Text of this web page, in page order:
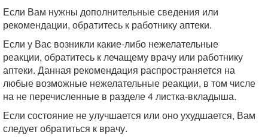
Если Вам нужны дополнительные сведения или
рекомендации, обратитесь к работнику аптеки.
Если у Вас возникли какие-либо нежелательные
реакции, обратитесь к лечащему врачу или работнику
аптеки. Данная рекомендация распространяется на
любые возможные нежелательные реакции, в том числе
на не перечисленные в разделе 4 листка-вкладыша.
Если состояние не улучшается или оно ухудшается, Вам
следует обратиться к врачу.